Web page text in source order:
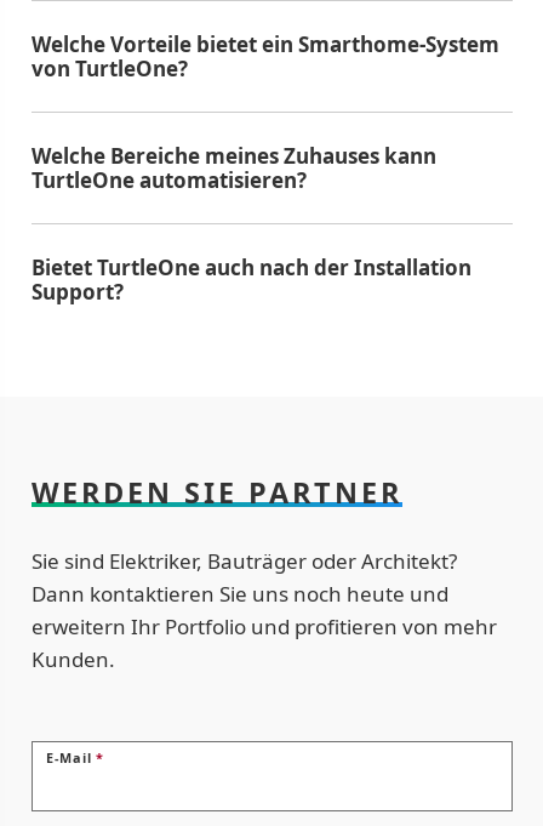
Welche Vorteile bietet ein Smarthome-System
von TurtleOne?
Welche Bereiche meines Zuhauses kann
TurtleOne automatisieren?
Bietet TurtleOne auch nach der Installation
Support?
WERDEN SIE PARTNER
Sie sind Elektriker, Bauträger oder Architekt?
Dann kontaktieren Sie uns noch heute und
erweitern Ihr Portfolio und profitieren von mehr
Kunden.
E-Mail *